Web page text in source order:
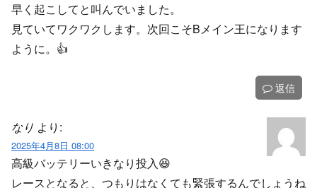
早く起こしてと叫んでいました。
見ていてワクワクします。次回こそBメイン王になります
ように。👍️
返信
なり より:
2025年4月8日 08:00
高級バッテリーいきなり投入😆
レースとなると、つもりはなくても緊張するんでしょうね